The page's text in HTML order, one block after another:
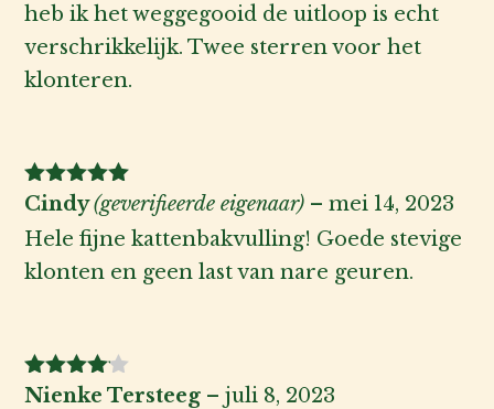
heb ik het weggegooid de uitloop is echt
verschrikkelijk. Twee sterren voor het
klonteren.
Gewaardeerd
uit 5
Cindy(geverifieerde eigenaar) – mei 14, 2023
Hele fijne kattenbakvulling! Goede stevige
klonten en geen last van nare geuren.
Gewaarde
Nienke Tersteeg – juli 8, 2023